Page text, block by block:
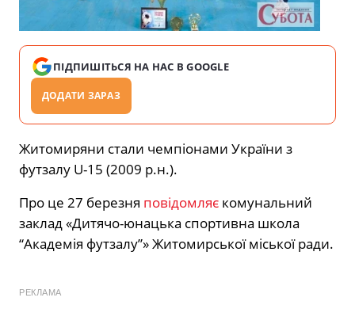
ПІДПИШІТЬСЯ НА НАС В GOOGLE
ДОДАТИ ЗАРАЗ
Житомиряни стали чемпіонами України з
футзалу U-15 (2009 р.н.).
Про це 27 березня повідомляє комунальний
заклад «Дитячо-юнацька спортивна школа
“Академія футзалу”» Житомирської міської ради.
РЕКЛАМА